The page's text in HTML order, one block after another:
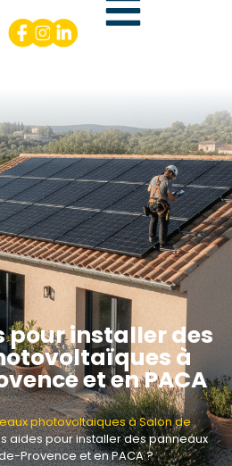
pour installer des
à
et en PACA
photovoltaiques à Salon de
aides pour installer des panneaux
Provence et en PACA ?